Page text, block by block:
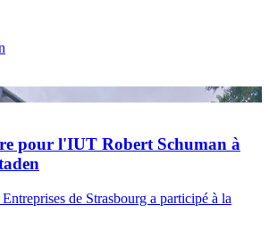
pour l'IUT Robert Schuman à
de Strasbourg a participé à la